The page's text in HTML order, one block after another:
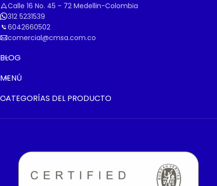
Calle 16 No. 45 - 72 Medellin-Colombia
312 5231539
6042660502
comercial@cmsa.com.co
BLOG
MENÚ
CATEGORÍAS DEL PRODUCTO